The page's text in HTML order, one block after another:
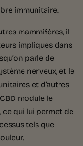
immunitaire.
mammifères, il
impliqués dans
parle de
nerveux, et le
et d’autres
module le
qui lui permet de
tels que